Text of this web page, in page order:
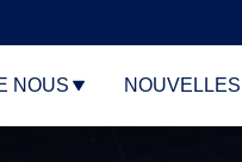
NOUS NOUVELLES